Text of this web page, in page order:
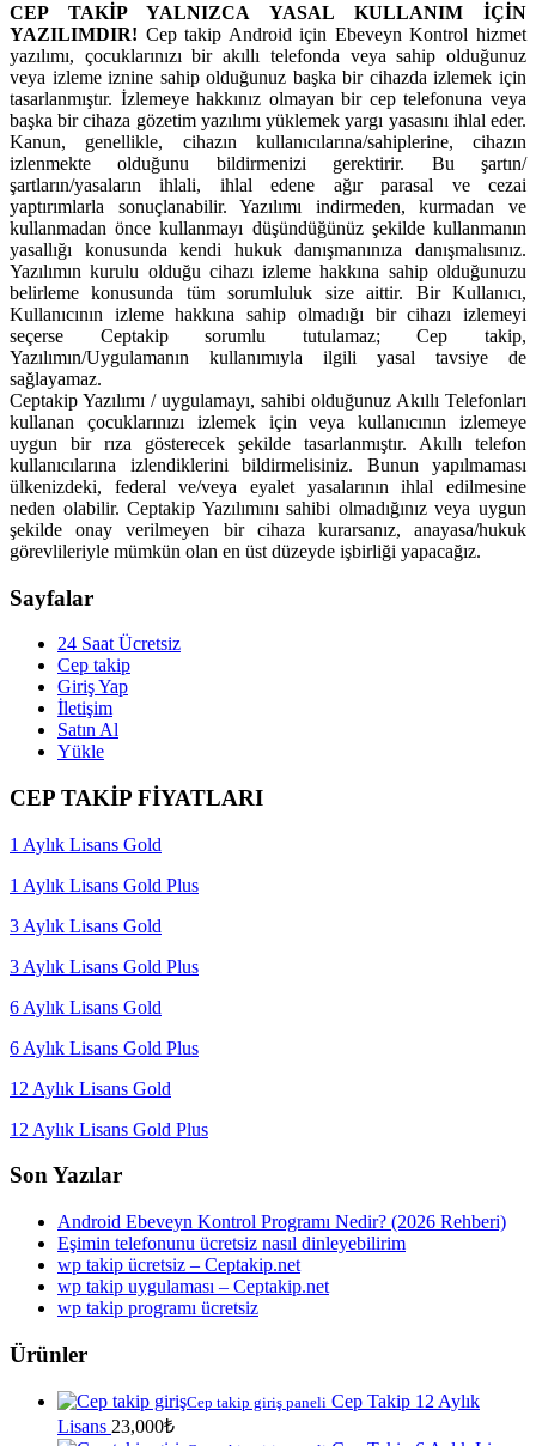
CEP TAKİP YALNIZCA YASAL KULLANIM İÇİN
YAZILIMDIR! Cep takip Android için Ebeveyn Kontrol hizmet
yazılımı, çocuklarınızı bir akıllı telefonda veya sahip olduğunuz
veya izleme iznine sahip olduğunuz başka bir cihazda izlemek için
tasarlanmıştır. İzlemeye hakkınız olmayan bir cep telefonuna veya
başka bir cihaza gözetim yazılımı yüklemek yargı yasasını ihlal eder.
Kanun, genellikle, cihazın kullanıcılarına/sahiplerine, cihazın
izlenmekte olduğunu bildirmenizi gerektirir. Bu şartın/
şartların/yasaların ihlali, ihlal edene ağır parasal ve cezai
yaptırımlarla sonuçlanabilir. Yazılımı indirmeden, kurmadan ve
kullanmadan önce kullanmayı düşündüğünüz şekilde kullanmanın
yasallığı konusunda kendi hukuk danışmanınıza danışmalısınız.
Yazılımın kurulu olduğu cihazı izleme hakkına sahip olduğunuzu
belirleme konusunda tüm sorumluluk size aittir. Bir Kullanıcı,
Kullanıcının izleme hakkına sahip olmadığı bir cihazı izlemeyi
seçerse Ceptakip sorumlu tutulamaz; Cep takip,
Yazılımın/Uygulamanın kullanımıyla ilgili yasal tavsiye de
sağlayamaz.
Ceptakip Yazılımı / uygulamayı, sahibi olduğunuz Akıllı Telefonları
kullanan çocuklarınızı izlemek için veya kullanıcının izlemeye
uygun bir rıza gösterecek şekilde tasarlanmıştır. Akıllı telefon
kullanıcılarına izlendiklerini bildirmelisiniz. Bunun yapılmaması
ülkenizdeki, federal ve/veya eyalet yasalarının ihlal edilmesine
neden olabilir. Ceptakip Yazılımını sahibi olmadığınız veya uygun
şekilde onay verilmeyen bir cihaza kurarsanız, anayasa/hukuk
görevlileriyle mümkün olan en üst düzeyde işbirliği yapacağız.
Sayfalar
24 Saat Ücretsiz
Cep takip
Giriş Yap
İletişim
Satın Al
Yükle
CEP TAKİP FİYATLARI
1 Aylık Lisans Gold
1 Aylık Lisans Gold Plus
3 Aylık Lisans Gold
3 Aylık Lisans Gold Plus
6 Aylık Lisans Gold
6 Aylık Lisans Gold Plus
12 Aylık Lisans Gold
12 Aylık Lisans Gold Plus
Son Yazılar
Android Ebeveyn Kontrol Programı Nedir? (2026 Rehberi)
Eşimin telefonunu ücretsiz nasıl dinleyebilirim
wp takip ücretsiz – Ceptakip.net
wp takip uygulaması – Ceptakip.net
wp takip programı ücretsiz
Ürünler
Cep takip giriş paneli Cep Takip 12 Aylık
Lisans 23,000₺